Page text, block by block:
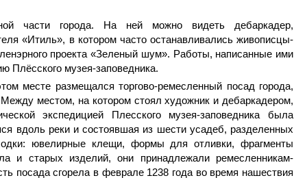
части города. На ней можно видеть дебаркадер,
«Итиль», в котором часто останавливались живописцы-
проекта «Зеленый шум». Работы, написанные ими
Плёсского музея-заповедника.
месте размещался торгово-ремесленный посад города,
местом, на котором стоял художник и дебаркадером,
экспедицией Плесского музея-заповедника была
вдоль реки и состоявшая из шести усадеб, разделенных
ювелирные клещи, формы для отливки, фрагменты
и старых изделий, они принадлежали ремесленникам-
посада сгорела в феврале 1238 года во время нашествия